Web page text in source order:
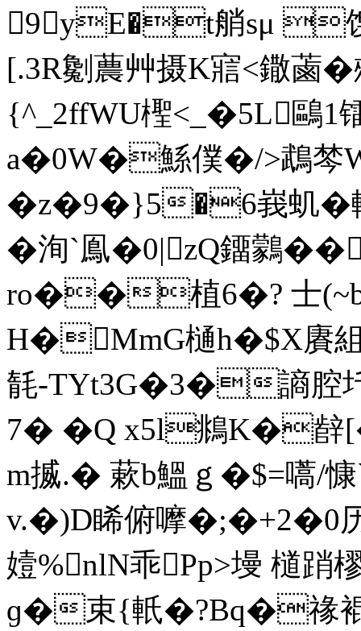
9︺yE�t艄sμ 
[.3R劖蕽艸摄K寣<鏾蓾
{^_2ffWU檉<_�5L
a�0W�鯀僕�/>鵡棽
�z�9�}5�6峩虮�輾
�洵`鳯�0|zQ鐂鸏
ro��植6�? 士
H�MmG樋h�$X賡
毻-TYt3G�3�謪腔圲
7� �Q x5l鴵K�辪
m揻.� 蔌b鰮ｇ�$=嚆/
v.�)D睎俯嚤�;�+2�0
嬄%nlΝ乖Pp>墁 檤
ɡ�束 {軝�?Bq�